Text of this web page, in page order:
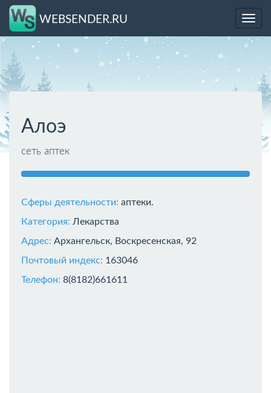
WEBSENDER.RU
Алоэ
сеть аптек
Сферы деятельности: аптеки.
Категория: Лекарства
Адрес: Архангельск, Воскресенская, 92
Почтовый индекс: 163046
Телефон: 8(8182)661611